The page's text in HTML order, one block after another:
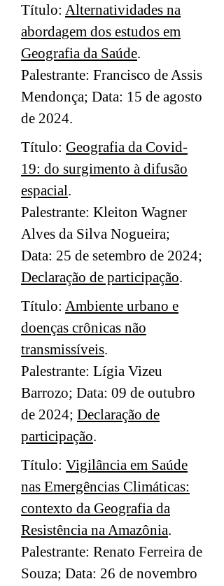
Título: Alternatividades na
abordagem dos estudos em
Geografia da Saúde.
Palestrante: Francisco de Assis
Mendonça; Data: 15 de agosto
de 2024.
Título: Geografia da Covid-
19: do surgimento à difusão
espacial.
Palestrante: Kleiton Wagner
Alves da Silva Nogueira;
Data: 25 de setembro de 2024;
Declaração de participação.
Título: Ambiente urbano e
doenças crônicas não
transmissíveis.
Palestrante: Lígia Vizeu
Barrozo; Data: 09 de outubro
de 2024; Declaração de
participação.
Título: Vigilância em Saúde
nas Emergências Climáticas:
contexto da Geografia da
Resistência na Amazônia.
Palestrante: Renato Ferreira de
Souza; Data: 26 de novembro